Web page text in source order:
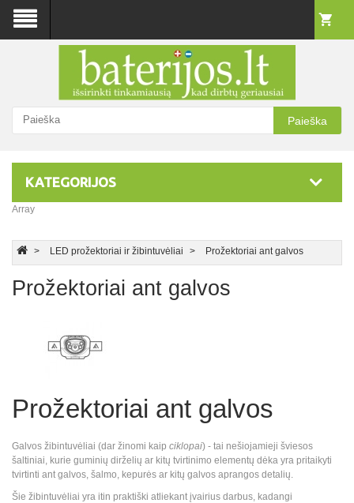
Paieška
KATEGORIJOS
Array
LED prožektoriai ir žibintuvėliai Prožektoriai ant galvos
Prožektoriai ant galvos
Prožektoriai ant galvos
Galvos žibintuvėliai (dar žinomi kaip ciklopai) - tai nešiojamieji šviesos
šaltiniai, kurie guminių dirželių ar kitų tvirtinimo elementų dėka yra pritaikyti
tvirtinti ant galvos, šalmo, kepurės ar kitų galvos aprangos detalių.
Šie žibintuvėliai yra itin praktiški atliekant įvairius darbus, kadangi